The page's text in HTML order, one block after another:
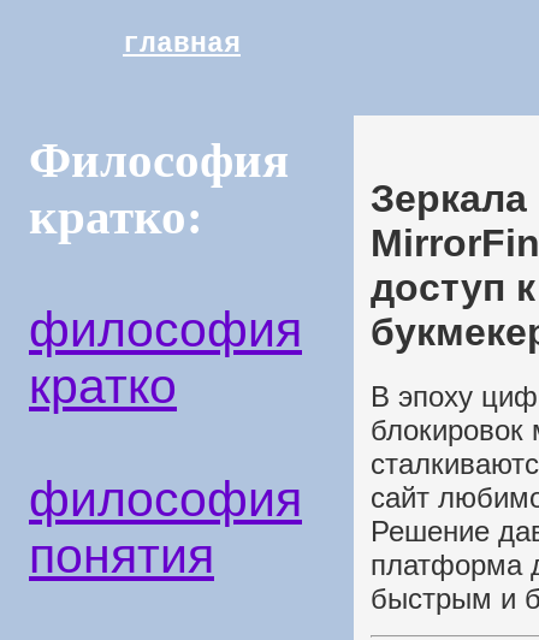
главная
Философия
кратко:
философия
кратко
философия
понятия
Зеркала
доступ
В эпоху
блокировок
сайт
Решение
платформа
быстрым и